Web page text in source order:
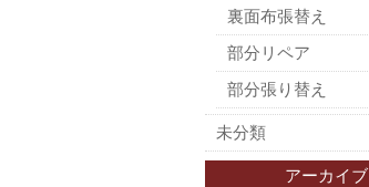
裏面布張替え
部分リペア
部分張り替え
未分類
アーカイブ